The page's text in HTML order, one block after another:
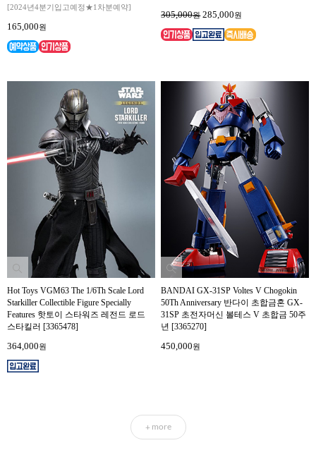
[2024년4분기입고예정★1차분예약]
165,000원
305,000원285,000원
Hot Toys VGM63 The 1/6Th Scale Lord
Starkiller Collectible Figure Specially
Features 핫토이 스타워즈 레전드 로드
스타킬러 [3365478]
364,000원
BANDAI GX-31SP Voltes V Chogokin
50Th Anniversary 반다이 초합금혼 GX-
31SP 초전자머신 볼테스 V 초합금 50주
년 [3365270]
450,000원
+ more